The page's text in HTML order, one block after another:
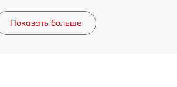
Показать больше